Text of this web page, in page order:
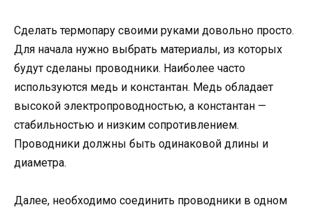
Сделать термопару своими руками довольно просто.
Для начала нужно выбрать материалы, из которых
будут сделаны проводники. Наиболее часто
используются медь и константан. Медь обладает
высокой электропроводностью, а константан —
стабильностью и низким сопротивлением.
Проводники должны быть одинаковой длины и
диаметра.
Далее, необходимо соединить проводники в одном